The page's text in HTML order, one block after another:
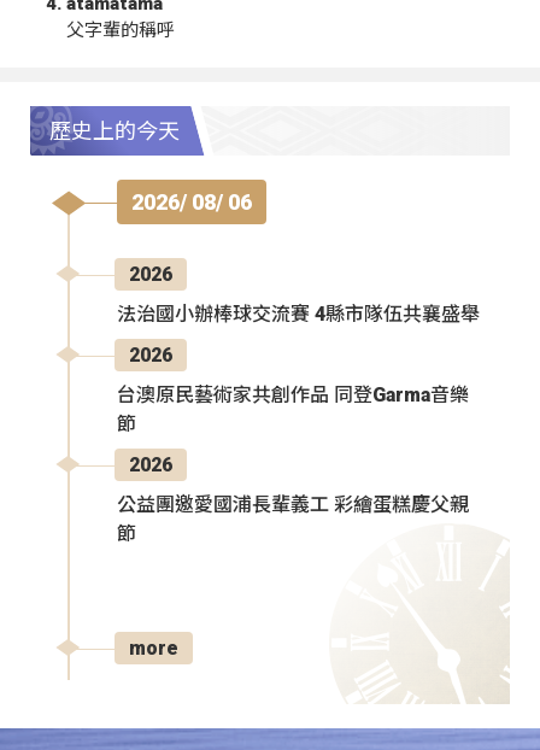
父字輩的稱呼
歷史上的今天
2026/ 08/ 06
2026
法治國小辦棒球交流賽 4縣市隊伍共襄盛舉
2026
台澳原民藝術家共創作品 同登Garma音樂
節
2026
公益團邀愛國浦長輩義工 彩繪蛋糕慶父親
節
more